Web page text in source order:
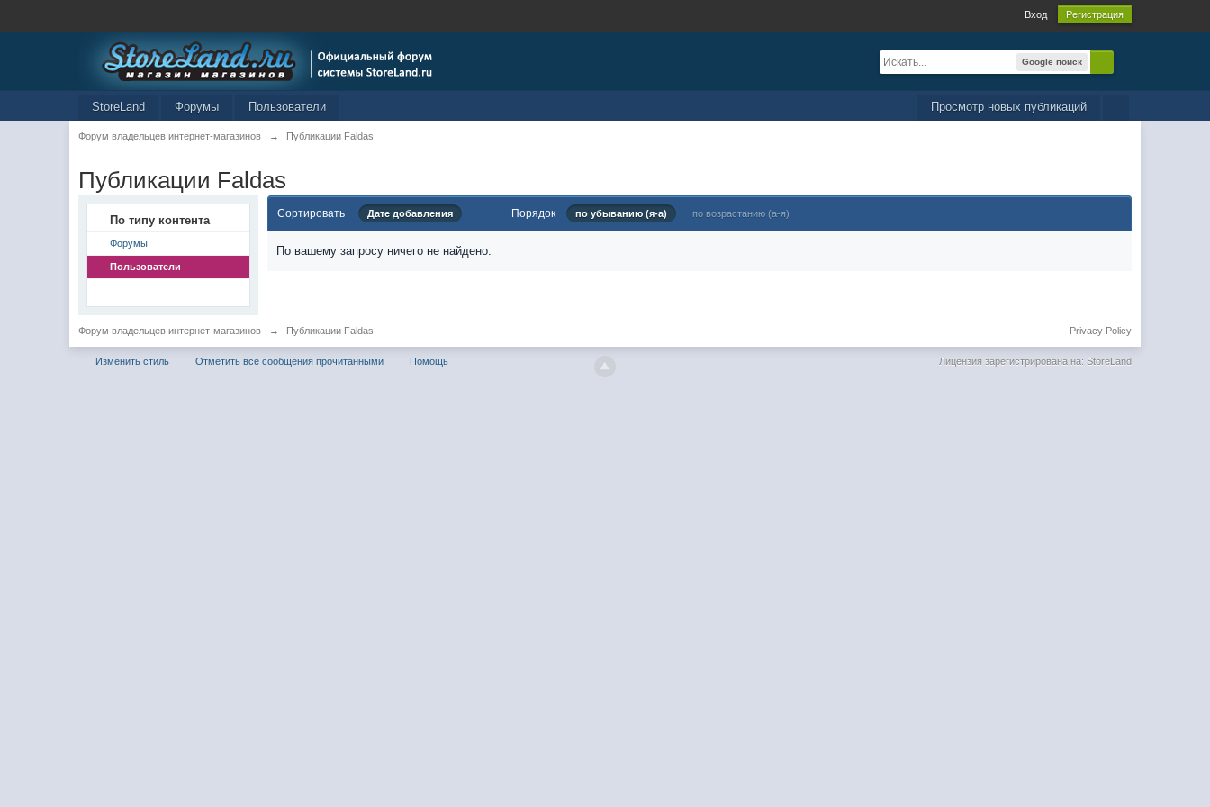
Вход Регистрация
Google поиск
Просмотр новых публикаций
StoreLand Форумы Пользователи
Форум владельцев интернет-магазинов → Публикации Faldas
Публикации Faldas
По типу контента
Форумы
Пользователи
Сортировать Дате добавления Порядок по убыванию (я-а) по возрастанию (а-я)
По вашему запросу ничего не найдено.
Форум владельцев интернет-магазинов → Публикации Faldas Privacy Policy
Изменить стиль Отметить все сообщения прочитанными Помощь Лицензия зарегистрирована на: StoreLand